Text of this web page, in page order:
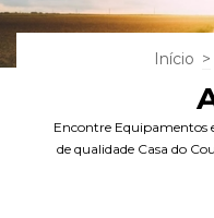
Início >
Encontre Equipamentos
de qualidade Casa do